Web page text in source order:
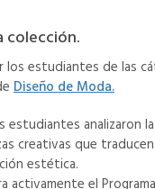
colección.
los estudiantes de las
Diseño de Moda.
estudiantes analizaron
creativas que
estética.
activamente el